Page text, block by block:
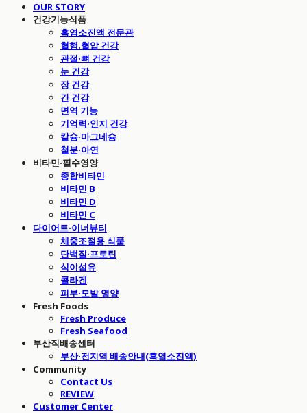
OUR STORY
건강기능식품
흑염소진액 전문관
혈행.혈압 건강
관절·뼈 건강
눈 건강
장 건강
간 건강
면역 기능
기억력·인지 건강
칼슘·마그네슘
철분·아연
비타민·필수영양
종합비타민
비타민 B
비타민 D
비타민 C
다이어트·이너뷰티
체중조절용 식품
단백질·프로틴
식이섬유
콜라겐
피부·모발 영양
Fresh Foods
Fresh Produce
Fresh Seafood
부산직배송센터
부산·전지역 배송안내(흑염소진액)
Community
Contact Us
REVIEW
Customer Center